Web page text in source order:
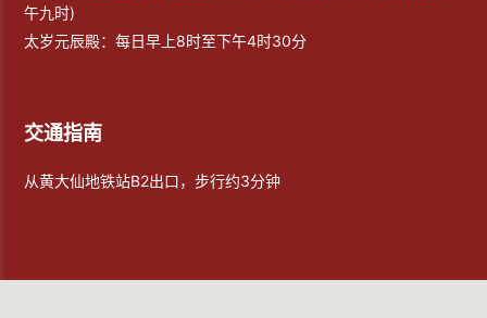
午九时)
太岁元辰殿：每日早上8时至下午4时30分
交通指南
从黄大仙地铁站B2出口，步行约3分钟